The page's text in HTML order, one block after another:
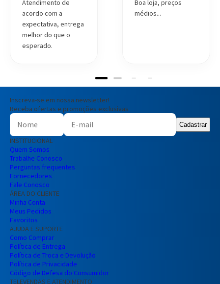
Atendimento de
acordo com a
expectativa, entrega
melhor do que o
esperado.
Boa loja, preços
médios...
Inscreva-se em nossa newsletter!
Receba ofertas e promoções exclusivas
Cadastrar
INSTITUCIONAL
Quem Somos
Trabalhe Conosco
Perguntas frequentes
Fornecedores
Fale Conosco
ÁREA DO CLIENTE
Minha Conta
Meus Pedidos
Favoritos
AJUDA E SUPORTE
Como Comprar
Política de Entrega
Política de Troca e Devolução
Política de Privacidade
Código de Defesa do Consumidor
TELEVENDAS E ATENDIMENTO